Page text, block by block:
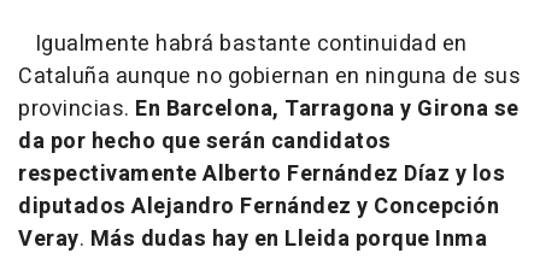
Igualmente habrá bastante continuidad en
Cataluña aunque no gobiernan en ninguna de sus
provincias. En Barcelona, Tarragona y Girona se
da por hecho que serán candidatos
respectivamente Alberto Fernández Díaz y los
diputados Alejandro Fernández y Concepción
Veray. Más dudas hay en Lleida porque Inma